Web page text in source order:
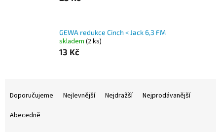
GEWA redukce Cinch < Jack 6,3 FM
skladem (2 ks)
13 Kč
Doporučujeme Nejlevnější Nejdražší
Nejprodávanější
Abecedně